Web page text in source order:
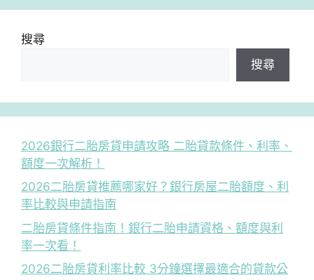
搜尋
搜尋
2026銀行二胎房貸申請攻略 二胎貸款條件、利率、
額度一次解析！
2026二胎房貸推薦哪家好？銀行房屋二胎額度、利
率比較與申請指南
二胎房貸條件指南！銀行二胎申請資格、額度與利
率一次看！
2026二胎房貸利率比較 3分鐘選擇最適合的貸款公